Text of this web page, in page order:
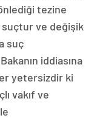
tezine
suçtur ve değişik
suç
iddiasına
yetersizdir ki
vakıf ve